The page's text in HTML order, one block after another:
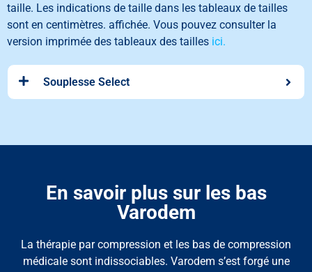
taille. Les indications de taille dans les tableaux de tailles
sont en centimètres. affichée. Vous pouvez consulter la
version imprimée des tableaux des tailles ici.
Souplesse Select
En savoir plus sur les bas
Varodem
La thérapie par compression et les bas de compression
médicale sont indissociables. Varodem s’est forgé une